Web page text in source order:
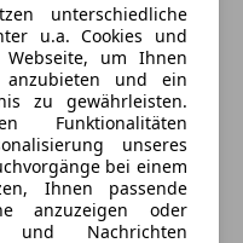
unterschiedliche
u.a. Cookies und
um Ihnen
anzubieten und ein
zu gewährleisten.
Funktionalitäten
unseres
bei einem
Ihnen passende
anzuzeigen oder
und Nachrichten